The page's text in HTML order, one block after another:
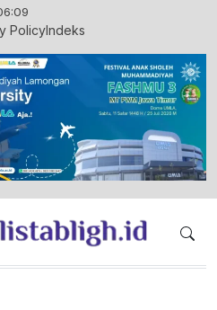
PolicyIndeks
Islam Berkemajuan dan